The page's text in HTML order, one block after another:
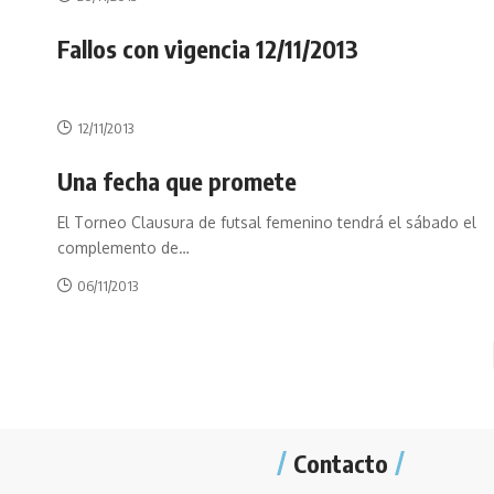
Fallos con vigencia 12/11/2013
12/11/2013
Una fecha que promete
El Torneo Clausura de futsal femenino tendrá el sábado el
complemento de…
06/11/2013
Contacto